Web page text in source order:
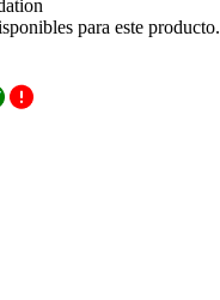
para este producto.